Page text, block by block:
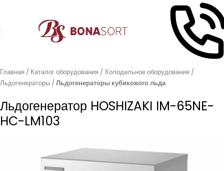
Главная Каталог оборудования
Холодильное оборудование
Льдогенераторы
Льдогенераторы кубикового льда
Льдогенератор HOSHIZAKI IM-65NE-
HC-LM103